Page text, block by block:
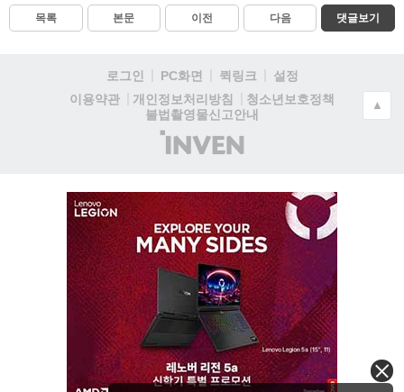
목록 본문 이전 다음 댓글보기
로그인 PC화면 퀵링크
설정
이용약관
개인정보처리방침
청소년보호정책
불법촬영물신고안내
(주)
인
▲